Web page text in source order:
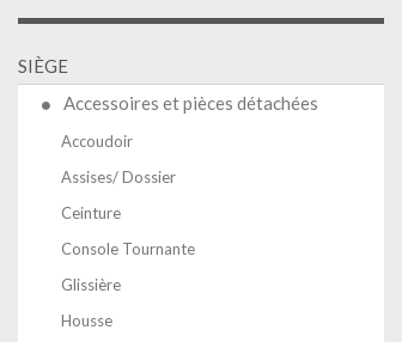
SIÈGE
Accessoires et pièces détachées
Accoudoir
Assises/ Dossier
Ceinture
Console Tournante
Glissière
Housse